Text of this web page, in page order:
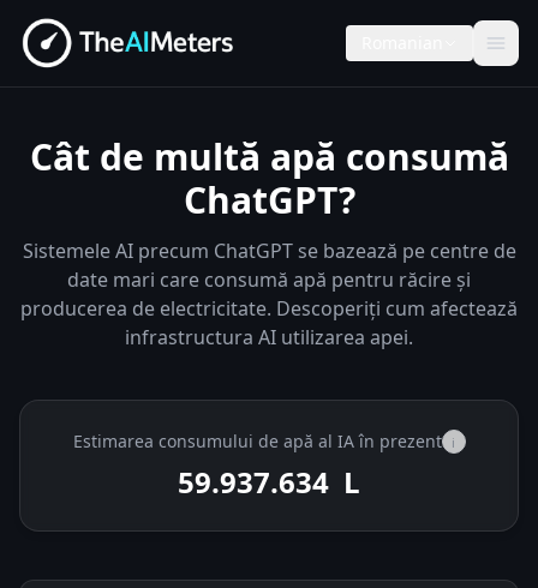
Cât de multă apă consumă
ChatGPT?
Sistemele AI precum ChatGPT se bazează pe centre de
date mari care consumă apă pentru răcire și
producerea de electricitate. Descoperiți cum afectează
infrastructura AI utilizarea apei.
Estimarea consumului de apă al IA în prezent i
59.937.888 L